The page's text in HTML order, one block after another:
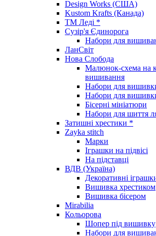
Design Works (США)
Kustom Krafts (Канада)
ТМ Леді *
Сузір'я Єдинорога
Набори для
ЛанСвіт
Нова Слобода
Малюнок-схема на
вишивання
Набори для
Набори для
Бісерні мініатюри
Набори для шиття
Затишні хрестики *
Zayka stitch
Марки
Іграшки на підвісі
На підставці
ВДВ (Україна)
Декоративні
Вишивка хрестиком
Вишивка бісером
Mirabilia
Кольорова
Шопер під вишивку
Набори для